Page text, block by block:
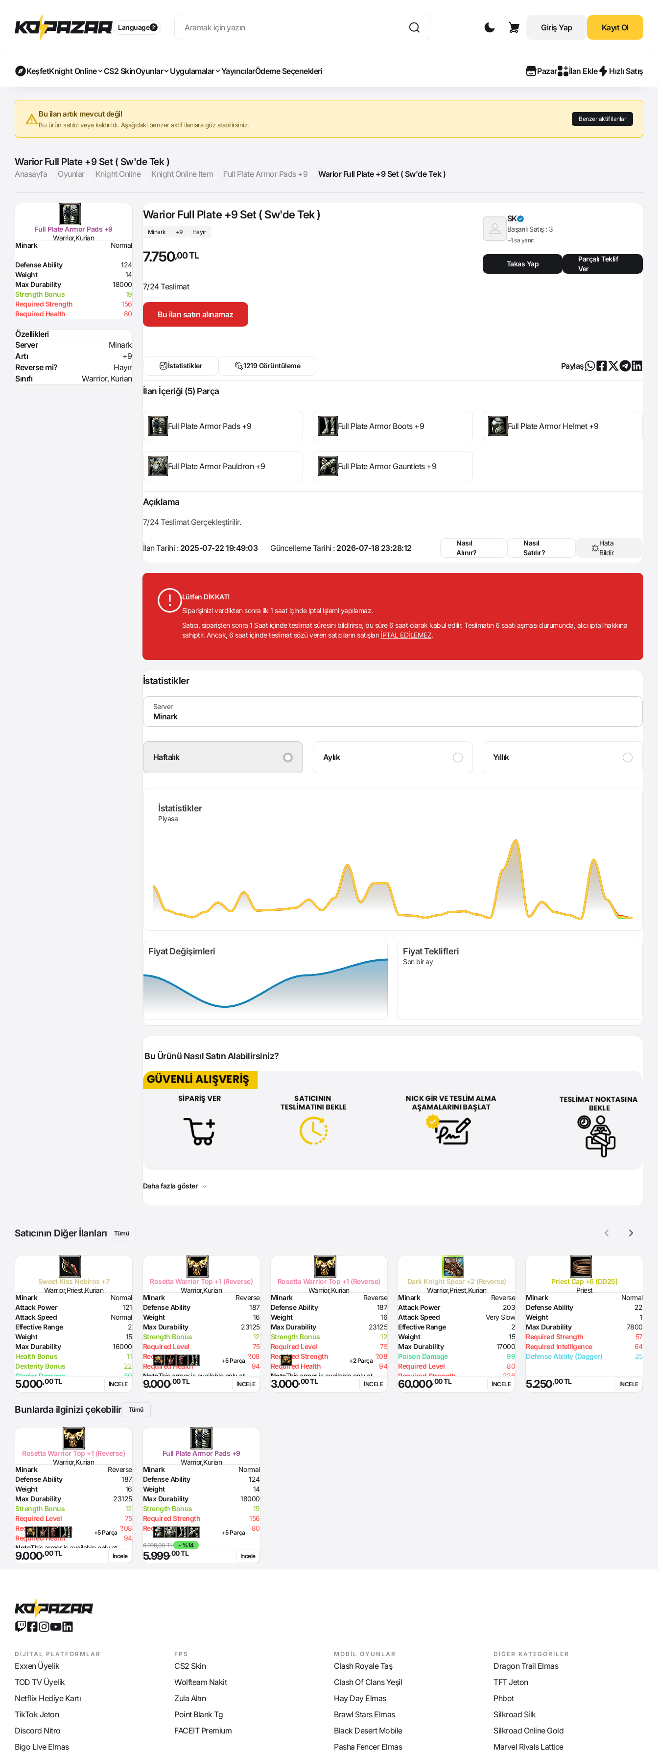
Language Giriş Yap Kayıt Ol
KeşfetKnight Online CS2 SkinOyunlar Uygulamalar YayıncılarÖdeme Seçenekleri Pazar İlan Ekle Hızlı Satış
Bu ilan artık mevcut değil
Bu ürün satıldı veya kaldırıldı. Aşağıdaki benzer aktif ilanlara göz atabilirsiniz.
Benzer aktif ilanlar
Warior Full Plate +9 Set ( Sw'de Tek )
Anasayfa Oyunlar Knight Online Knight Online Item Full Plate Armor Pads +9 Warior Full Plate +9 Set ( Sw'de Tek )
Full Plate Armor Pads +9
Warrior,Kurian
Minark
Normal
Defense Ability
124
Weight
14
Max Durability
18000
Strength Bonus
19
Required Strength
156
Required Health
80
Özellikleri
Server
Minark
Artı
+9
Reverse mi?
Hayır
Sınıfı
Warrior, Kurian
Warior Full Plate +9 Set ( Sw'de Tek )
Minark +9 Hayır
7.750,00 TL
7/24 Teslimat
Bu ilan satın alınamaz
SK
Başarılı Satış : 3
~1 sa yanıt
Takas Yap
Parçalı Teklif
Ver
İstatistikler 1219 Görüntüleme Paylaş
İlan İçeriği (5) Parça
Full Plate Armor Pads +9 Full Plate Armor Boots +9 Full Plate Armor Helmet +9
Full Plate Armor Pauldron +9 Full Plate Armor Gauntlets +9
Açıklama
7/24 Teslimat Gerçekleştirilir.
İlan Tarihi : 2025-07-22 19:49:03 Güncelleme Tarihi : 2026-07-18 23:28:12
Nasıl
Alınır?
Nasıl
Satılır?
Hata
Bildir
Lütfen DİKKAT!
Siparişinizi verdikten sonra ilk 1 saat içinde iptal işlemi yapılamaz.
Satıcı, siparişten sonra 1 Saat içinde teslimat süresini bildirirse, bu süre 6 saat olarak kabul edilir. Teslimatın 6 saati aşması durumunda, alıcı iptal hakkına
sahiptir. Ancak, 6 saat içinde teslimat sözü veren satıcıların satışları İPTAL EDİLEMEZ.
İstatistikler
Haftalık Aylık Yıllık
İstatistikler
Piyasa
Fiyat Değişimleri Fiyat Teklifleri
Son bir ay
Bu Ürünü Nasıl Satın Alabilirsiniz?
Daha fazla göster
Satıcının Diğer İlanları Tümü
Sweet Kiss Nebiros +7
Warrior,Priest,Kurian
Minark
Normal
Attack Power
121
Attack Speed
Normal
Effective Range
2
Weight
15
Max Durability
16000
Health Bonus
11
Dexterity Bonus
22
Glacier Damage
80
Required Level
70
Skill
Option
Attack Hour 1% probability
before Sweet Kiss
enemy's HP buff - works like
Reverse life so if enemy is scrolled
he get his HP back when Sweet
Kiss effect dissapears
5.000,00 TL İNCELE
Rosetta Warrior Top +1 (Reverse)
Warrior,Kurian
Minark
Reverse
Defense Ability
187
Weight
16
Max Durability
23125
Strength Bonus
12
Required Level
75
Required Strength
208
Required Health
94
NoteThis armor is available only at
USKO client!
+5 Parça
9.000,00 TL İNCELE
Rosetta Warrior Top +1 (Reverse)
Warrior,Kurian
Minark
Reverse
Defense Ability
187
Weight
16
Max Durability
23125
Strength Bonus
12
Required Level
75
Required Strength
208
Required Health
94
NoteThis armor is available only at
USKO client!
+2 Parça
3.000,00 TL İNCELE
Dark Knight Spear +2 (Reverse)
Warrior,Priest,Kurian
Minark
Reverse
Attack Power
203
Attack Speed
Very Slow
Effective Range
2
Weight
15
Max Durability
17000
Poison Damage
99
Required Level
80
Required Strength
226
Skill
Attack Hour 2% probability
60.000,00 TL İNCELE
Priest Cap +6 (DD25)
Priest
Minark
Normal
Defense Ability
22
Weight
1
Max Durability
7800
Required Strength
57
Required Intelligence
64
Defense Ability (Dagger)
25
5.250,00 TL İNCELE
Bunlarda ilginizi çekebilir Tümü
Rosetta Warrior Top +1 (Reverse)
Warrior,Kurian
Minark
Reverse
Defense Ability
187
Weight
16
Max Durability
23125
Strength Bonus
12
Required Level
75
Required Strength
208
Required Health
94
NoteThis armor is available only at
USKO client!
+5 Parça
9.000,00 TL İncele
Full Plate Armor Pads +9
Warrior,Kurian
Minark
Normal
Defense Ability
124
Weight
14
Max Durability
18000
Strength Bonus
19
Required Strength
156
Required Health
80
+5 Parça
6.999,00 TL
- %14
5.999,00 TL İncele
DİJİTAL PLATFORMLAR
Exxen Üyelik
TOD TV Üyelik
Netflix Hediye Kartı
TikTok Jeton
Discord Nitro
Bigo Live Elmas
FPS
CS2 Skin
Wolfteam Nakit
Zula Altın
Point Blank Tg
FACEIT Premium
MOBİL OYUNLAR
Clash Royale Taş
Clash Of Clans Yeşil
Hay Day Elmas
Brawl Stars Elmas
Black Desert Mobile
Pasha Fencer Elmas
DİĞER KATEGORİLER
Dragon Trail Elmas
TFT Jeton
Phbot
Silkroad Silk
Silkroad Online Gold
Marvel Rivals Lattice